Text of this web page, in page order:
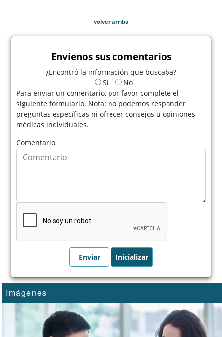
volver arriba
Envíenos sus comentarios
¿Encontró la información que buscaba?
Sí
No
Para enviar un comentario, por favor complete el
siguiente formulario. Nota: no podemos responder
preguntas específicas ni ofrecer consejos u opiniones
médicas individuales.
Comentario:
Imágenes